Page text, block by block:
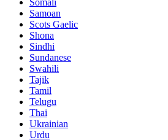
Somali
Samoan
Scots Gaelic
Shona
Sindhi
Sundanese
Swahili
Tajik
Tamil
Telugu
Thai
Ukrainian
Urdu